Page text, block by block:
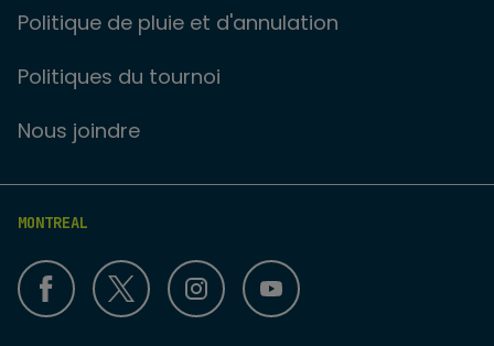
Politique de pluie et d'annulation
Politiques du tournoi
Nous joindre
MONTREAL